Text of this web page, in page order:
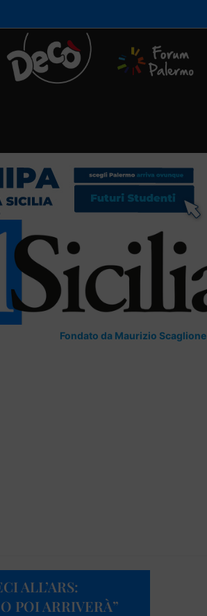
Fondato da Maurizio Scaglione
ALL’ARS:
POI ARRIVERÀ”